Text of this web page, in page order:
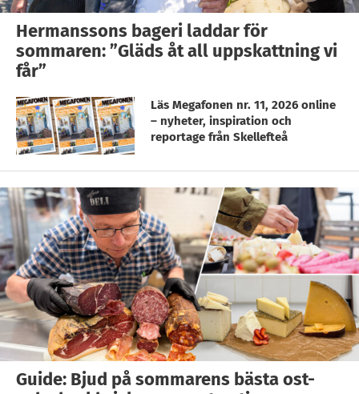
Hermanssons bageri laddar för
sommaren: ”Gläds åt all uppskattning vi
får”
Läs Megafonen nr. 11, 2026 online
– nyheter, inspiration och
reportage från Skellefteå
Guide: Bjud på sommarens bästa ost-